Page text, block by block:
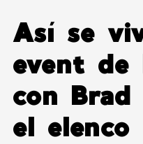
Así se
event de
con
el elenco